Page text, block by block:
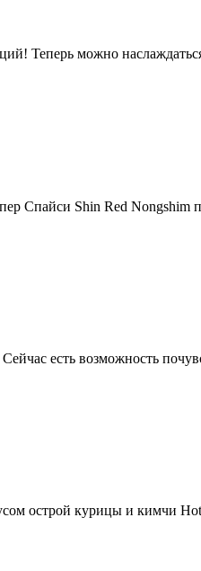
Теперь можно
Спайси Shin Red
есть возможность
острой курицы и кимчи